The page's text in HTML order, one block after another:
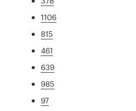
1106
815
461
639
985
97